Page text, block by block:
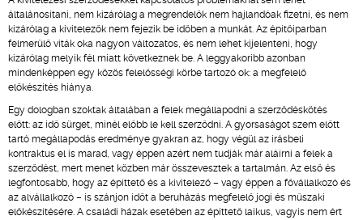
általánosítani, nem kizárólag a megrendelők nem hajlandóak fizetni, és nem
kizárólag a kivitelezők nem fejezik be időben a munkát. Az építőiparban
felmerülő viták oka nagyon változatos, és nem lehet kijelenteni, hogy
kizárólag melyik fél miatt következnek be. A leggyakoribb azonban
mindenképpen egy közös felelősségi körbe tartozó ok: a megfelelő
előkészítés hiánya.
Egy dologban szoktak általában a felek megállapodni a szerződéskötés
előtt: az idő sürget, minél előbb le kell szerződni. A gyorsaságot szem előtt
tartó megállapodás eredménye gyakran az, hogy végül az írásbeli
kontraktus el is marad, vagy éppen azért nem tudják már aláírni a felek a
szerződést, mert menet közben már összevesztek a tartalmán. Az első és
legfontosabb, hogy az építtető és a kivitelező – vagy éppen a fővállalkozó és
az alvállalkozó – is szánjon időt a beruházás megfelelő jogi és műszaki
előkészítésére. A családi házak esetében az építtető laikus, vagyis nem ért